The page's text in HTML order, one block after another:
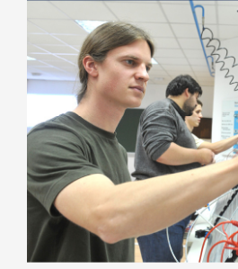
> Научно-истраживачки пројекти
> Међународни пројекти
> Научни скупови
> IJIEM Journal
> IS17